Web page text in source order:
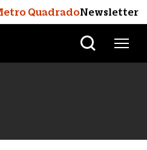
QuadradoNewsletter